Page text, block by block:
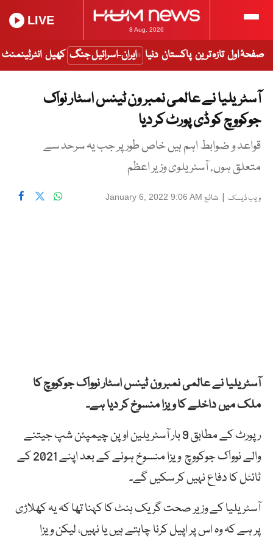
8 Aug, 2026
LIVE
صفحۂ اول تازہ ترین پاکستان دنیا ایران-اسرائیل جنگ کھیل انٹرٹینمنٹ
آسٹریلیا نے عالمی نمبر ون ٹینس اسٹار نواک
جوکووچ کو ڈی پورٹ کر دیا
قواعد و ضوابط اہم ہیں خاص طور پر جب یہ سرحد سے
متعلق ہوں, آسٹریلوی وزیر اعظم
ویب ڈیسک | شائع January 6, 2022 9:06 AM
آسٹریلیا نے عالمی نمبر ون ٹینس اسٹار نوواک جوکووچ کا
ملک میں داخلے کا ویزا منسوخ کر دیا ہے۔
رپورٹ کے مطابق 9 بار آسٹریلین اوپن چیمپئن شپ جیتنے
والے نوواک جوکووچ ویزا منسوخ ہونے کے بعد اپنے 2021 کے
ٹائٹل کا دفاع نہیں کر سکیں گے۔
آسٹریلیا کے وزیر صحت گریک ہنٹ کا کہنا تھا کہ یہ کھلاڑی
پر ہے کہ وہ اس پر اپیل کرنا چاہتے ہیں یا نہیں، لیکن ویزا